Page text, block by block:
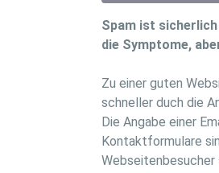
Spam ist
die Symptome,
Zu einer guten
schneller duch die
Die Angabe einer
Kontaktformulare
Webseitenbesucher